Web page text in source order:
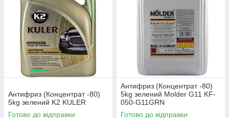
Антифриз (Концентрат -80)
5kg зелений K2 KULER
Готово до відправки
Антифриз (Концентрат -80)
5kg зелений Molder G11 KF-
050-G11GRN
Готово до відправки